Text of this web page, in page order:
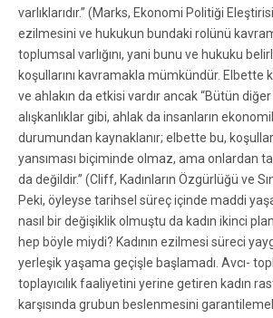
varlıklarıdır.” (Marks, Ekonomi Politiği
ezilmesini ve hukukun bundaki rolünü
toplumsal varlığını, yani bunu ve hukuku
koşullarını kavramakla mümkündür. Elbette
ve ahlakın da etkisi vardır ancak “Bütün
alışkanlıklar gibi, ahlak da insanların
durumundan kaynaklanır; elbette bu,
yansıması biçiminde olmaz, ama onlardan
da değildir.” (Cliff, Kadınların Özgürlüğü ve
Peki, öyleyse tarihsel süreç içinde maddi
nasıl bir değişiklik olmuştu da kadın ikinci
hep böyle miydi? Kadının ezilmesi süreci
yerleşik yaşama geçişle başlamadı. Avcı-
toplayıcılık faaliyetini yerine getiren kadın
karşısında grubun beslenmesini